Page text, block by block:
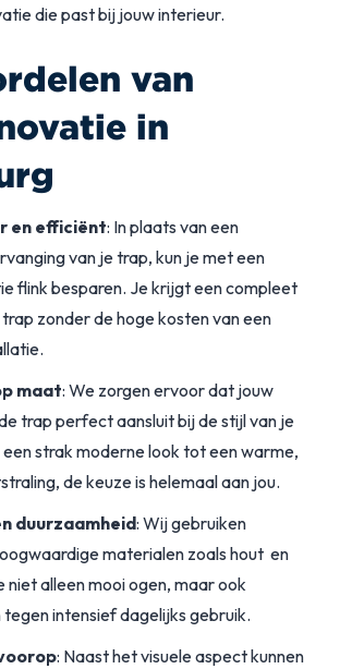
die past bij jouw interieur.
van
in
en efficiënt: In plaats van een
van je trap, kun je met een
flink besparen. Je krijgt een compleet
zonder de hoge kosten van een
maat: We zorgen ervoor dat jouw
trap perfect aansluit bij de stijl van je
een strak moderne look tot een warme,
de keuze is helemaal aan jou.
duurzaamheid: Wij gebruiken
materialen zoals hout en
niet alleen mooi ogen, maar ook
intensief dagelijks gebruik.
: Naast het visuele aspect kunnen